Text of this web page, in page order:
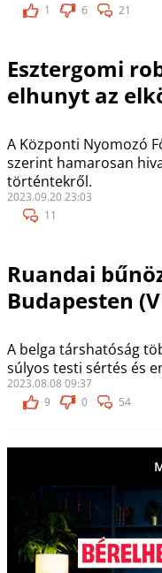
1
6 21
Esztergomi
elhunyt az
A Központi Nyomozó
szerint hamarosan
történtekről.
2023.09.20 23:03
11
Ruandai
Budapesten
A belga társhatóság
súlyos testi sértés és
2023.08.08 09:37
9
0 54